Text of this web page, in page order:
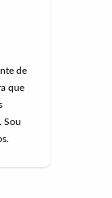
de
que
Sou